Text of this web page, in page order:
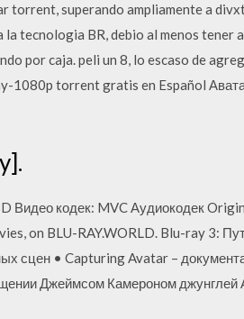
torrent, superando ampliamente a
tecnologia BR, debio al menos tener
por caja. peli un 8, lo escaso de
1080p torrent gratis en Español
Видео кодек: MVC Аудиокодек
on BLU-RAY.WORLD. Blu-ray 3:
сцен • Capturing Avatar –
Джеймсом Камероном